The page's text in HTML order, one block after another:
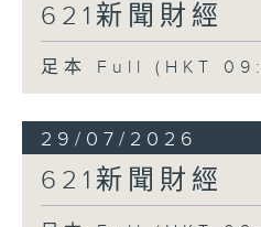
621新聞財經
足本 Full (HKT
29/07/2026
621新聞財經